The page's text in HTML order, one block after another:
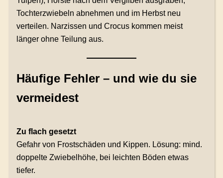
Tochterzwiebeln abnehmen und im Herbst neu
verteilen. Narzissen und Crocus kommen meist
länger ohne Teilung aus.
Häufige Fehler – und wie du sie
vermeidest
Zu flach gesetzt
Gefahr von Frostschäden und Kippen. Lösung: mind.
doppelte Zwiebelhöhe, bei leichten Böden etwas
tiefer.